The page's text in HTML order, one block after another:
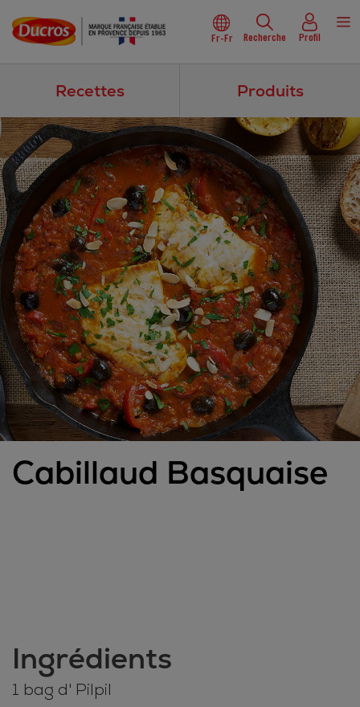
Fr-Fr Recherche Profil
Recettes Produits
Cabillaud Basquaise
Ingrédients
1 bag d' Pilpil